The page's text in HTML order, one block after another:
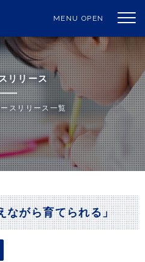
MENU OPEN
リリース
スリリース一覧
ながら育てられる」